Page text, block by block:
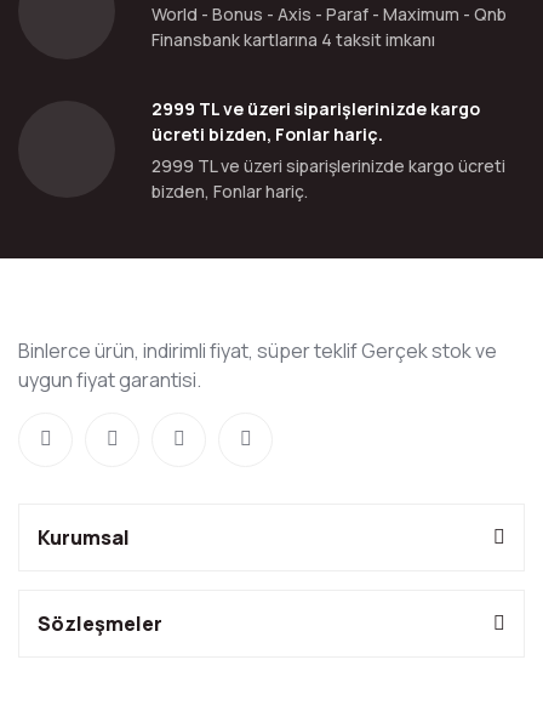
World - Bonus - Axis - Paraf - Maximum - Qnb
Finansbank kartlarına 4 taksit imkanı
2999 TL ve üzeri siparişlerinizde kargo
ücreti bizden, Fonlar hariç.
2999 TL ve üzeri siparişlerinizde kargo ücreti
bizden, Fonlar hariç.
Binlerce ürün, indirimli fiyat, süper teklif Gerçek stok ve
uygun fiyat garantisi.
Kurumsal
Sözleşmeler